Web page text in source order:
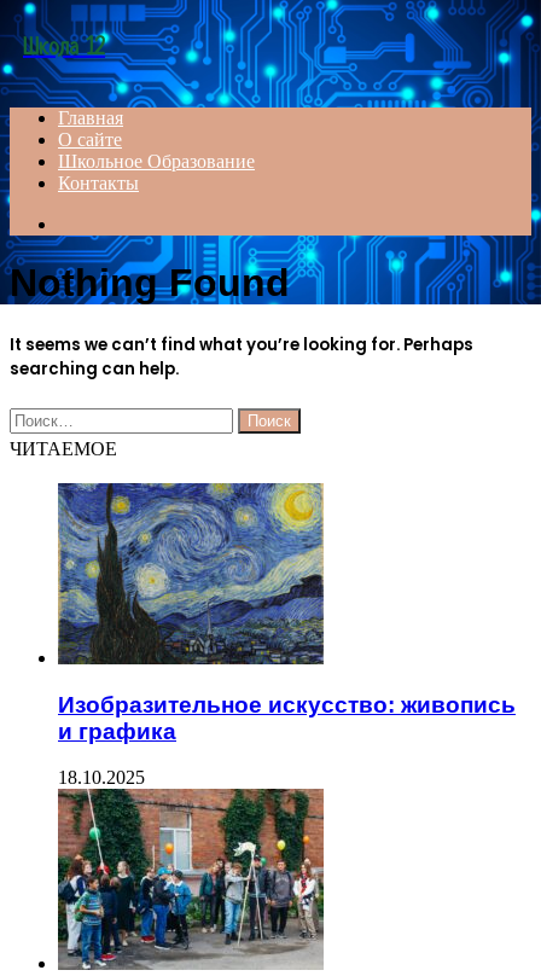
Menu
Школа 12
Главная
О сайте
Школьное Образование
Контакты
for
Nothing Found
It seems we can’t find what you’re looking for. Perhaps
searching can help.
Найти:
ЧИТАЕМОЕ
Изобразительное искусство: живопись
и графика
18.10.2025